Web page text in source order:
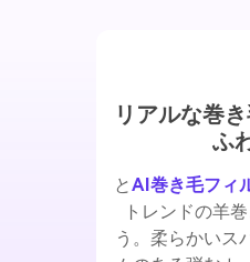
リアルな巻
ふ
とAI巻き毛フィ
トレンドの羊
う。柔らかいス